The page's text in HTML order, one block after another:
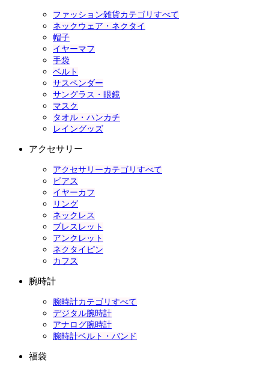
ファッション雑貨カテゴリすべて
ネックウェア・ネクタイ
帽子
イヤーマフ
手袋
ベルト
サスペンダー
サングラス・眼鏡
マスク
タオル・ハンカチ
レイングッズ
アクセサリー
アクセサリーカテゴリすべて
ピアス
イヤーカフ
リング
ネックレス
ブレスレット
アンクレット
ネクタイピン
カフス
腕時計
腕時計カテゴリすべて
デジタル腕時計
アナログ腕時計
腕時計ベルト・バンド
福袋